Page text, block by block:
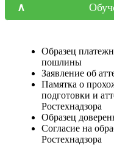
Образец
пошлины
Заявление об
Памятка о
подготовки и
Ростехнадзора
Образец
Согласие на
Ростехнадзора